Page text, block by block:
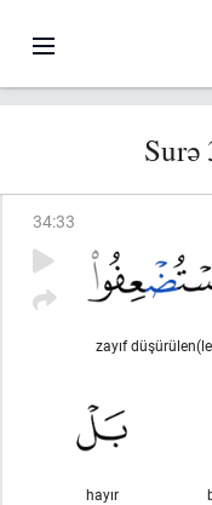
Surə
34:33
zayıf
hayır